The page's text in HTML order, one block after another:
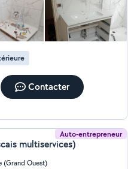
Contacter
Auto-entrepreneur
multiservices)
(Grand Ouest)